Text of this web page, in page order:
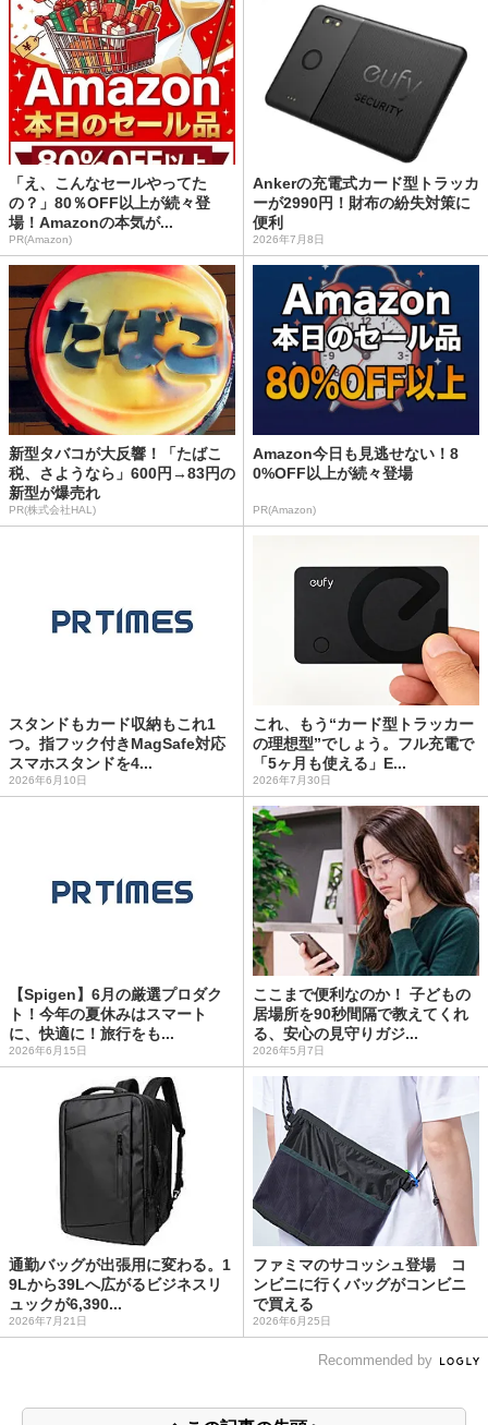
「え、こんなセールやってた
の？」80％OFF以上が続々登
場！Amazonの本気が...
PR(Amazon)
Ankerの充電式カード型トラッカ
ーが2990円！財布の紛失対策に
便利
2026年7月8日
新型タバコが大反響！「たばこ
税、さようなら」600円→83円の
新型が爆売れ
PR(株式会社HAL)
Amazon今日も見逃せない！8
0%OFF以上が続々登場
PR(Amazon)
スタンドもカード収納もこれ1
つ。指フック付きMagSafe対応
スマホスタンドを4...
2026年6月10日
これ、もう“カード型トラッカー
の理想型”でしょう。フル充電で
「5ヶ月も使える」E...
2026年7月30日
【Spigen】6月の厳選プロダク
ト！今年の夏休みはスマート
に、快適に！旅行をも...
2026年6月15日
ここまで便利なのか！ 子どもの
居場所を90秒間隔で教えてくれ
る、安心の見守りガジ...
2026年5月7日
通勤バッグが出張用に変わる。1
9Lから39Lへ広がるビジネスリ
ュックが6,390...
2026年7月21日
ファミマのサコッシュ登場 コ
ンビニに行くバッグがコンビニ
で買える
2026年6月25日
Recommended by